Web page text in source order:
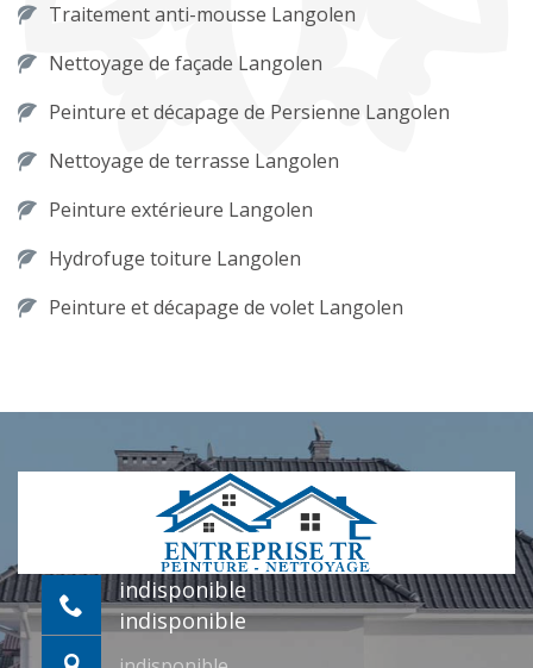
Traitement anti-mousse Langolen
Nettoyage de façade Langolen
Peinture et décapage de Persienne Langolen
Nettoyage de terrasse Langolen
Peinture extérieure Langolen
Hydrofuge toiture Langolen
Peinture et décapage de volet Langolen
indisponible
indisponible